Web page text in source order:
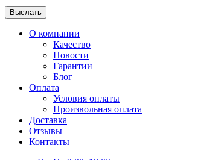
О компании
Качество
Новости
Гарантии
Блог
Оплата
Условия оплаты
Произвольная оплата
Доставка
Отзывы
Контакты